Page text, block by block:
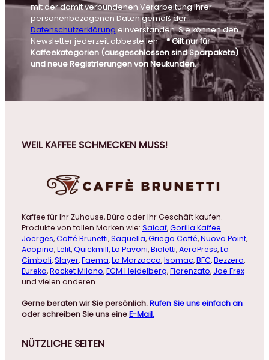
mit der damit verbundenen Verarbeitung Ihrer
personenbezogenen Daten gemäß der
Datenschutzerklärung einverstanden. Sie können den
Newsletter jederzeit abbestellen.* Gilt nur für
Kaffeekategorien (ausgeschlossen sind Sparpakete)
und neue Registrierungen von Neukunden.
WEIL KAFFEE SCHMECKEN MUSS!
Kaffee für Ihr Zuhause, Büro oder Ihr Geschäft kaufen.
Produkte von tollen Marken wie: Saicaf,Gorilla Kaffee
Joerges,Caffé Brunetti,Saquella,Griego Caffé,Nuova Point,
Acopino,Lelit,Quickmill,La Pavoni,Bialetti,AeroPress,La
Cimbali,Slayer,Faema,La Marzocco,Isomac,BFC,Bezzera,
Eureka,Rocket Milano,ECM Heidelberg,Fiorenzato, Joe Frex
und vielen anderen.
Gerne beraten wir Sie persönlich.Rufen Sie uns einfach an
oder schreiben Sie uns eineE-Mail.
NÜTZLICHE SEITEN